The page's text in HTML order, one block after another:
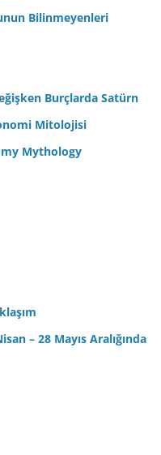
Bilinmeyenleri
Burçlarda Satürn
Mitolojisi
Mythology
– 28 Mayıs Aralığında